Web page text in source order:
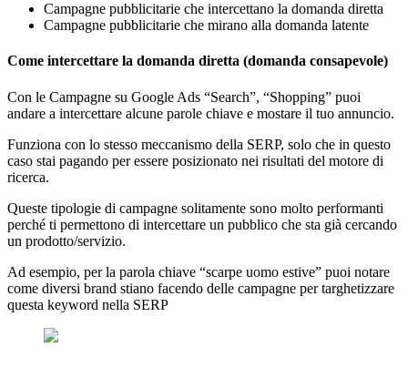
Campagne pubblicitarie che intercettano la domanda diretta
Campagne pubblicitarie che mirano alla domanda latente
Come intercettare la domanda diretta (domanda consapevole)
Con le Campagne su Google Ads “Search”, “Shopping” puoi
andare a intercettare alcune parole chiave e mostare il tuo annuncio.
Funziona con lo stesso meccanismo della SERP, solo che in questo
caso stai pagando per essere posizionato nei risultati del motore di
ricerca.
Queste tipologie di campagne solitamente sono molto performanti
perché ti permettono di intercettare un pubblico che sta già cercando
un prodotto/servizio.
Ad esempio, per la parola chiave “scarpe uomo estive” puoi notare
come diversi brand stiano facendo delle campagne per targhetizzare
questa keyword nella SERP